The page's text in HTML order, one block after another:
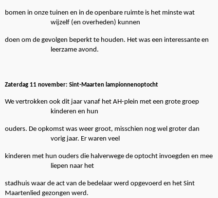
bomen in onze tuinen en in de openbare ruimte is het minste wat
wijzelf (en overheden) kunnen
doen om de gevolgen beperkt te houden. Het was een interessante en
leerzame avond.
Zaterdag 11 november: Sint-Maarten lampionnenoptocht
We vertrokken ook dit jaar vanaf het AH-plein met een grote groep
kinderen en hun
ouders. De opkomst was weer groot, misschien nog wel groter dan
vorig jaar. Er waren veel
kinderen met hun ouders die halverwege de optocht invoegden en mee
liepen naar het
stadhuis waar de act van de bedelaar werd opgevoerd en het Sint
Maartenlied gezongen werd.